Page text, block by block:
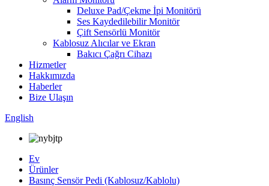
Deluxe Pad/Çekme İpi Monitörü
Ses Kaydedilebilir Monitör
Çift Sensörlü Monitör
Kablosuz Alıcılar ve Ekran
Bakıcı Çağrı Cihazı
Hizmetler
Hakkımızda
Haberler
Bize Ulaşın
English
Ev
Ürünler
Basınç Sensör Pedi (Kablosuz/Kablolu)